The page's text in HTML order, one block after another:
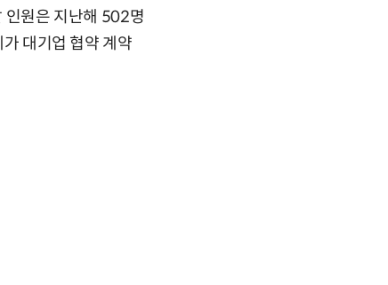
인원은 지난해 502명
대기업 협약 계약